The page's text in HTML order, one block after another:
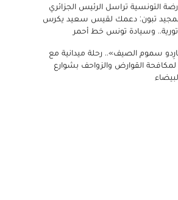
التونسية تراسل الرئيس الجزائري
تبون: دعمك لقيس سعيد يكرس
وسيادة تونس خط أحمر
سموم الصيف».. رحلة ميدانية مع
القوارض والزواحف بشوارع